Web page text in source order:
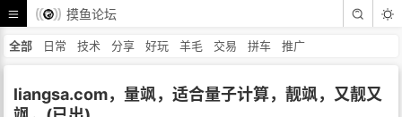
摸鱼论坛
全部 日常 技术 分享 好玩 羊毛 交易 拼车 推广
liangsa.com，量飒，适合量子计算，靓飒，又靓又